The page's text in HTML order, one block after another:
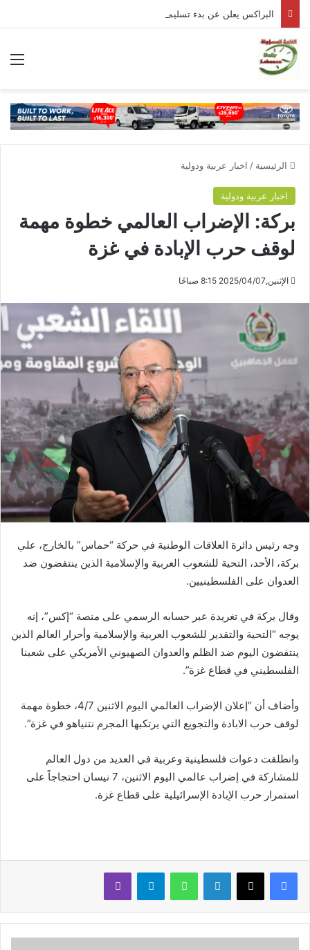
البراكس يعلن عن بدء تسليم مادتي البنزين والمازوت بشكل طبيعي
الرئيسية / اخبار عربية ودولية
اخبار عربية ودولية
بركة: الإضراب العالمي خطوة مهمة
لوقف حرب الإبادة في غزة
الإثنين,2025/04/07 8:15 صباحًا
وجه رئيس دائرة العلاقات الوطنية في حركة “حماس” بالخارج، علي
بركة، الأحد، التحية للشعوب العربية والإسلامية الذين ينتفضون ضد
العدوان على الفلسطينيين.
وقال بركة في تغريدة عبر حسابه الرسمي على منصة “إكس”، إنه
يوجه “التحية والتقدير للشعوب العربية والإسلامية وأحرار العالم الذين
ينتفضون اليوم ضد الظلم والعدوان الصهيوني الأمريكي على شعبنا
الفلسطيني في قطاع غزة”.
وأضاف أن “إعلان الإضراب العالمي اليوم الاثنين 4/7، خطوة مهمة
لوقف حرب الابادة والتجويع التي يرتكبها المجرم نتنياهو في غزة”.
وانطلقت دعوات فلسطينية وعربية في العديد من دول العالم
للمشاركة في إضراب عالمي اليوم الاثنين، 7 نيسان احتجاجاً على
استمرار حرب الإبادة الإسرائيلية على قطاع غزة.
لينكدإن واتساب تيلقرام ڤايبر